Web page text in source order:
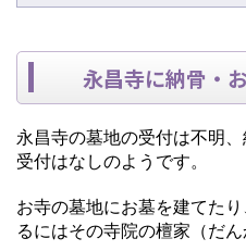
永昌寺に納骨・
永昌寺の墓地の受付は不明
受付はなしのようです。
お寺の墓地にお墓を建てた
るにはその寺院の檀家（だ